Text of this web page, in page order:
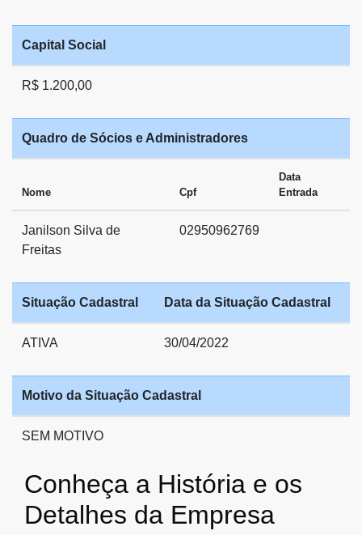
Capital Social
R$ 1.200,00
Quadro de Sócios e Administradores
Nome Cpf
Data
Entrada
Janilson Silva de
Freitas
02950962769
Situação Cadastral Data da Situação Cadastral
ATIVA 30/04/2022
Motivo da Situação Cadastral
SEM MOTIVO
Conheça a História e os
Detalhes da Empresa